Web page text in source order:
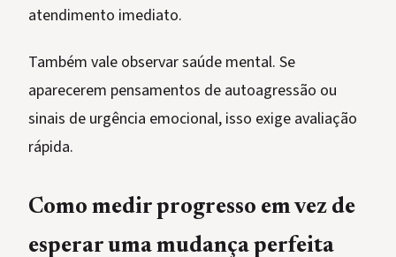
atendimento imediato.
Também vale observar saúde mental. Se
aparecerem pensamentos de autoagressão ou
sinais de urgência emocional, isso exige avaliação
rápida.
Como medir progresso em vez de
esperar uma mudança perfeita